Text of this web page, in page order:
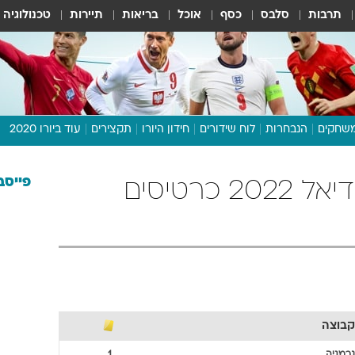
תרבות סלבס כסף אוכל בריאות תיירות טכנולוגיה
הנבחרות לוח שידורים חידון היורו תקצירים עוד ביורו 2020
גרמניה כדורגל מונדיאל 2022 כרטיסים
קבוצה